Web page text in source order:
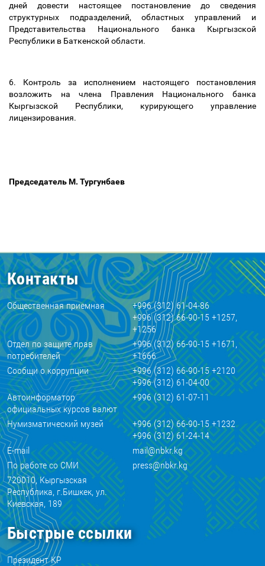
дней довести настоящее постановление до сведения
структурных подразделений, областных управлений и
Представительства Национального банка Кыргызской
Республики в Баткенской области.
6. Контроль за исполнением настоящего постановления
возложить на члена Правления Национального банка
Кыргызской Республики, курирующего управление
лицензирования.
Председатель М. Тургунбаев
Контакты
Общественная приемная
+996 (312) 61-04-86
+996 (312) 66-90-15 +1257,
+1256
Отдел по защите прав
потребителей
+996 (312) 66-90-15 +1671,
+1666
Сообщи о коррупции
+996 (312) 66-90-15 +2120
+996 (312) 61-04-00
Автоинформатор
официальных курсов валют
+996 (312) 61-07-11
Нумизматический музей
+996 (312) 66-90-15 +1232
+996 (312) 61-24-14
E-mail
mail@nbkr.kg
По работе со СМИ
press@nbkr.kg
720010, Кыргызская
Республика, г.Бишкек, ул.
Киевская, 189
Быстрые ссылки
Президент КР